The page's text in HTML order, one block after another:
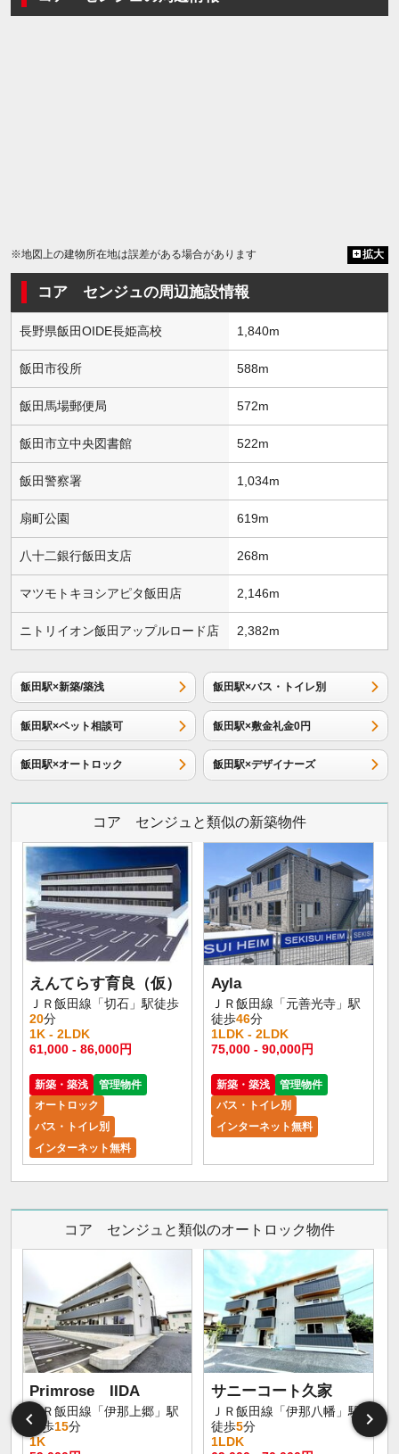
※地図上の建物所在地は誤差がある場合があります 拡大
コア センジュの周辺施設情報
長野県飯田OIDE長姫高校 1,840m
飯田市役所 588m
飯田馬場郵便局 572m
飯田市立中央図書館 522m
飯田警察署 1,034m
扇町公園 619m
八十二銀行飯田支店 268m
マツモトキヨシアピタ飯田店 2,146m
ニトリイオン飯田アップルロード店 2,382m
飯田駅×新築/築浅 飯田駅×バス・トイレ別
飯田駅×ペット相談可 飯田駅×敷金礼金0円
飯田駅×オートロック 飯田駅×デザイナーズ
コア センジュと類似の新築物件
えんてらす育良（仮）
ＪＲ飯田線「切石」駅徒歩
20分
1K - 2LDK
61,000 - 86,000円
新築・築浅
管理物件
オートロック
バス・トイレ別
インターネット無料
Ayla
ＪＲ飯田線「元善光寺」駅
徒歩46分
1LDK - 2LDK
75,000 - 90,000円
新築・築浅
管理物件
バス・トイレ別
インターネット無料
コア センジュと類似のオートロック物件
Primrose IIDA
ＪＲ飯田線「伊那上郷」駅
徒歩15分
1K
サニーコート久家
ＪＲ飯田線「伊那八幡」駅
徒歩5分
1LDK